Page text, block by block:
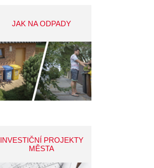
JAK NA ODPADY
INVESTIČNÍ PROJEKTY
MĚSTA